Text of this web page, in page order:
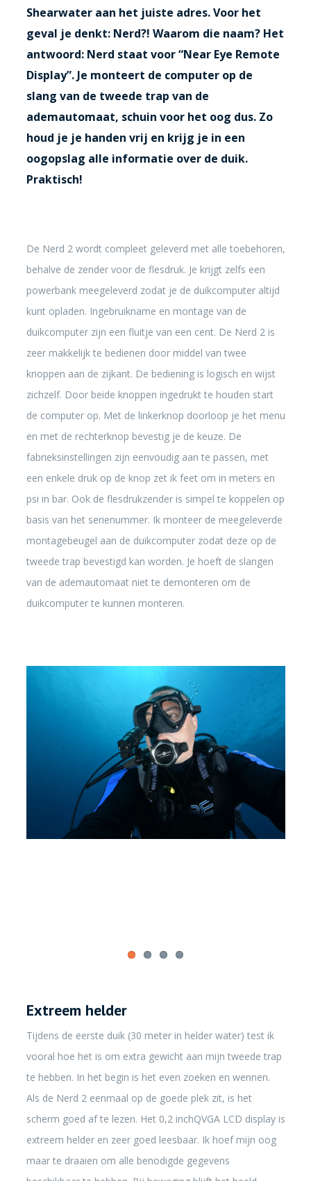
Shearwater aan het juiste adres. Voor het
geval je denkt: Nerd?! Waarom die naam? Het
antwoord: Nerd staat voor “Near Eye Remote
Display”. Je monteert de computer op de
slang van de tweede trap van de
ademautomaat, schuin voor het oog dus. Zo
houd je je handen vrij en krijg je in een
oogopslag alle informatie over de duik.
Praktisch!
De Nerd 2 wordt compleet geleverd met alle toebehoren,
behalve de zender voor de flesdruk. Je krijgt zelfs een
powerbank meegeleverd zodat je de duikcomputer altijd
kunt opladen. Ingebruikname en montage van de
duikcomputer zijn een fluitje van een cent. De Nerd 2 is
zeer makkelijk te bedienen door middel van twee
knoppen aan de zijkant. De bediening is logisch en wijst
zichzelf. Door beide knoppen ingedrukt te houden start
de computer op. Met de linkerknop doorloop je het menu
en met de rechterknop bevestig je de keuze. De
fabrieksinstellingen zijn eenvoudig aan te passen, met
een enkele druk op de knop zet ik feet om in meters en
psi in bar. Ook de flesdrukzender is simpel te koppelen op
basis van het serienummer. Ik monteer de meegeleverde
montagebeugel aan de duikcomputer zodat deze op de
tweede trap bevestigd kan worden. Je hoeft de slangen
van de ademautomaat niet te demonteren om de
duikcomputer te kunnen monteren.
Extreem helder
Tijdens de eerste duik (30 meter in helder water) test ik
vooral hoe het is om extra gewicht aan mijn tweede trap
te hebben. In het begin is het even zoeken en wennen.
Als de Nerd 2 eenmaal op de goede plek zit, is het
scherm goed af te lezen. Het 0,2 inchQVGA LCD display is
extreem helder en zeer goed leesbaar. Ik hoef mijn oog
maar te draaien om alle benodigde gegevens